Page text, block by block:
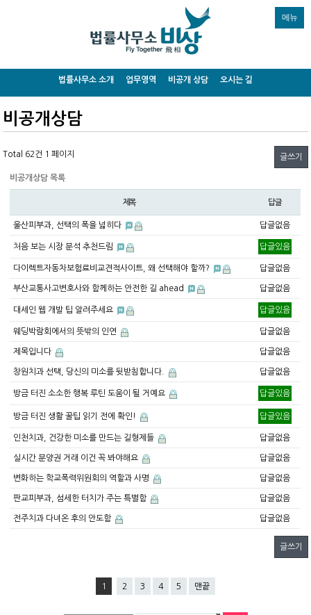
메뉴
법률사무소 소개 업무영역 비공개 상담 오시는 길
비공개상담
Total 62건 1 페이지 글쓰기
비공개상담 목록
제목 답글
울산피부과, 선택의 폭을 넓히다 답글없음
처음 보는 시장 분석 추천드림 답글있음
다이렉트자동차보험료비교견적사이트, 왜 선택해야 할까? 답글없음
부산교통사고변호사와 함께하는 안전한 길 ahead 답글없음
대세인 웹 개발 팁 알려주세요 답글있음
웨딩박람회에서의 뜻밖의 인연 답글없음
제목입니다 답글없음
창원치과 선택, 당신의 미소를 뒷받침합니다. 답글없음
방금 터진 소소한 행복 루틴 도움이 될 거예요 답글있음
방금 터진 생활 꿀팁 읽기 전에 확인! 답글있음
인천치과, 건강한 미소를 만드는 길형제들 답글없음
실시간 분양권 거래 이건 꼭 봐야해요 답글없음
변화하는 학교폭력위원회의 역할과 사명 답글없음
판교피부과, 섬세한 터치가 주는 특별함 답글없음
전주치과 다녀온 후의 안도함 답글없음
글쓰기
1 2 3 4 5 맨끝